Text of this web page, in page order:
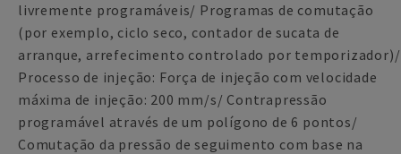
livremente programáveis/ Programas de comutação
(por exemplo, ciclo seco, contador de sucata de
arranque, arrefecimento controlado por temporizador)/
Processo de injeção: Força de injeção com velocidade
máxima de injeção: 200 mm/s/ Contrapressão
programável através de um polígono de 6 pontos/
Comutação da pressão de seguimento com base na